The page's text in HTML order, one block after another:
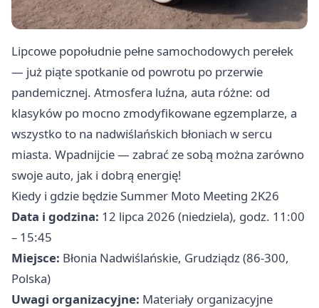
Lipcowe popołudnie pełne samochodowych perełek
— już piąte spotkanie od powrotu po przerwie
pandemicznej. Atmosfera luźna, auta różne: od
klasyków po mocno zmodyfikowane egzemplarze, a
wszystko to na nadwiślańskich błoniach w sercu
miasta. Wpadnijcie — zabrać ze sobą można zarówno
swoje auto, jak i dobrą energię!
Kiedy i gdzie będzie Summer Moto Meeting 2K26
Data i godzina: 12 lipca 2026 (niedziela), godz. 11:00
– 15:45
Miejsce: Błonia Nadwiślańskie, Grudziądz (86-300,
Polska)
Uwagi organizacyjne: Materiały organizacyjne